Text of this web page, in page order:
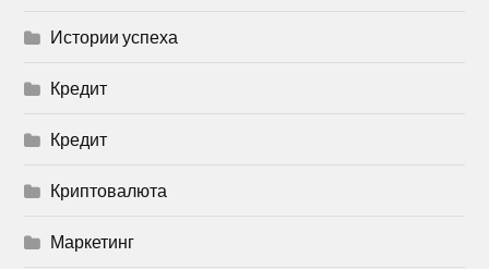
Истории успеха
Кредит
Кредит
Криптовалюта
Маркетинг